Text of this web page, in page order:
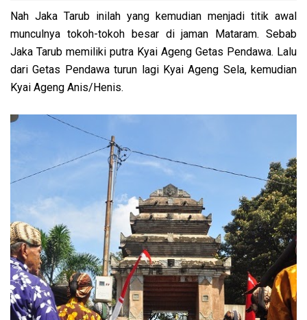
Nah Jaka Tarub inilah yang kemudian menjadi titik awal
munculnya tokoh-tokoh besar di jaman Mataram. Sebab
Jaka Tarub memiliki putra Kyai Ageng Getas Pendawa. Lalu
dari Getas Pendawa turun lagi Kyai Ageng Sela, kemudian
Kyai Ageng Anis/Henis.